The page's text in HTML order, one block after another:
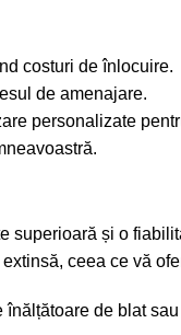
costuri de înlocuire.
de amenajare.
personalizate
și o
ceea ce vă
înălțătoare de blatsau